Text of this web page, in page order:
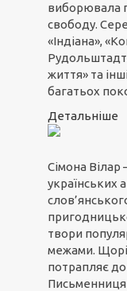
виборювала
свободу.
«Індіана»,
життя» та
багатьох
Детальніше
Сімона
українських
твори
межами.
потрапляє до